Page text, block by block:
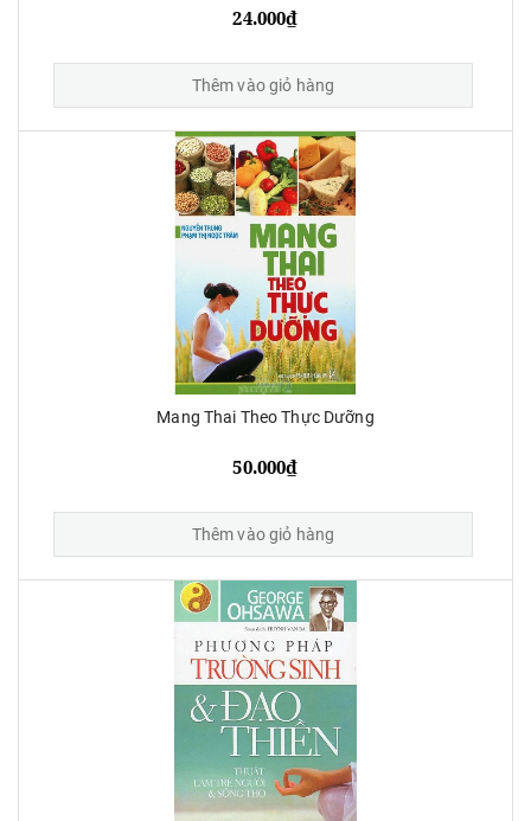
24.000₫
Thêm vào giỏ hàng
Mang Thai Theo Thực Dưỡng
50.000₫
Thêm vào giỏ hàng